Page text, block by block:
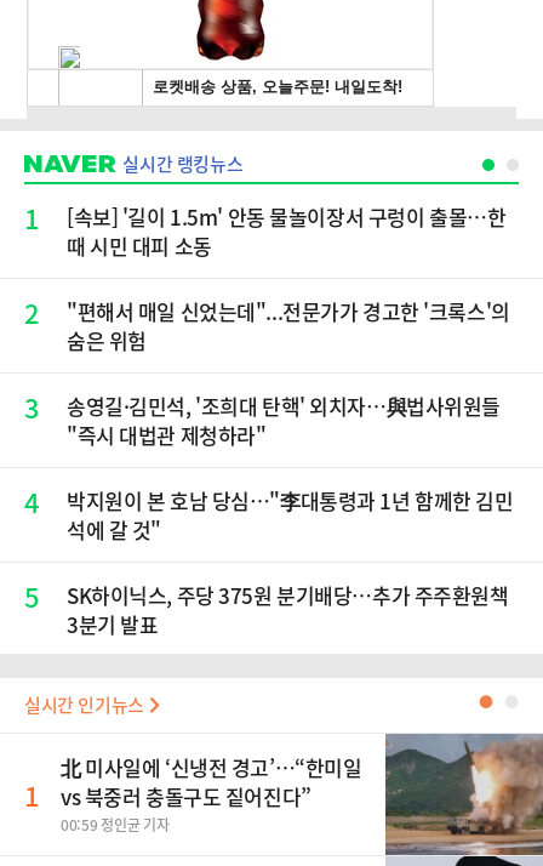
실시간 랭킹뉴스
1
[속보] '길이 1.5m' 안동 물놀이장서 구렁이 출몰…한
때 시민 대피 소동
2
"편해서 매일 신었는데"...전문가가 경고한 '크록스'의
숨은 위험
3
송영길·김민석, '조희대 탄핵' 외치자…與법사위원들
"즉시 대법관 제청하라"
4
박지원이 본 호남 당심…"李대통령과 1년 함께한 김민
석에 갈 것"
5
SK하이닉스, 주당 375원 분기배당…추가 주주환원책
3분기 발표
실시간 인기뉴스 ●
1
北 미사일에 ‘신냉전 경고’…“한미일
vs 북중러 충돌구도 짙어진다”
00:59 정인균 기자